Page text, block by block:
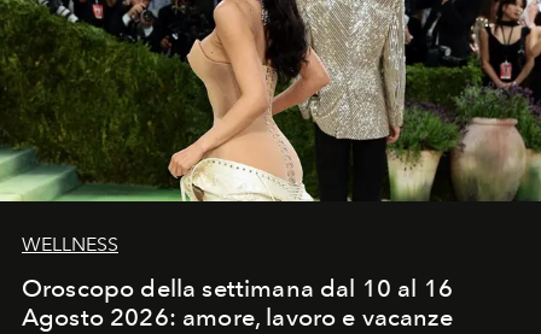
WELLNESS
Oroscopo della settimana dal 10 al 16
Agosto 2026: amore, lavoro e vacanze